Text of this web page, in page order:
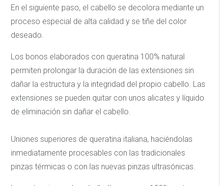
En el siguiente paso, el cabello se decolora mediante un
proceso especial de alta calidad y se tiñe del color
deseado.
Los bonos elaborados con queratina 100% natural
permiten prolongar la duración de las extensiones sin
dañar la estructura y la integridad del propio cabello. Las
extensiones se pueden quitar con unos alicates y líquido
de eliminación sin dañar el cabello.
Uniones superiores de queratina italiana, haciéndolas
inmediatamente procesables con las tradicionales
pinzas térmicas o con las nuevas pinzas ultrasónicas.